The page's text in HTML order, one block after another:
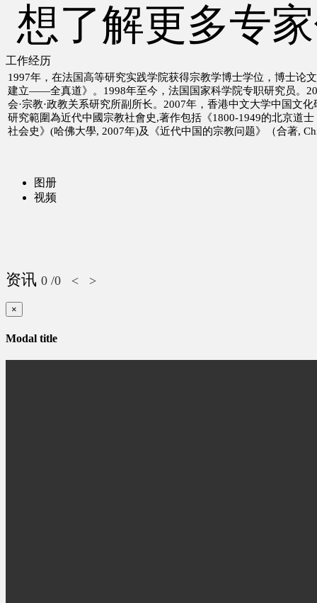
想了解更多专
工作经历
1997年，在法国高等研究实践学院获得宗教学博士学位，博士论
建立——全真道》。1998年至今，法国国家科学院专职研究员。
会·宗教·政教关系研究所副所长。2007年，香港中文大学中国文
研究範圍為近代中國宗教社會史,著作包括《1800-1949的北京道
社会史》(哈佛大學, 2007年)及《近代中国的宗教问题》（合著,
图册
视频
资讯 0 /0 < >
×
Modal title